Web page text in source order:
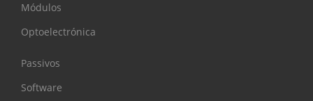
Módulos
Optoelectrónica
Passivos
Software